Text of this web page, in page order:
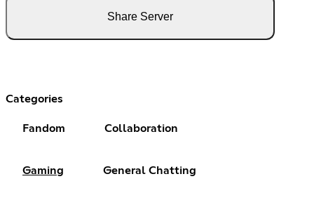
Share Server
Categories
Fandom Collaboration
Gaming General Chatting